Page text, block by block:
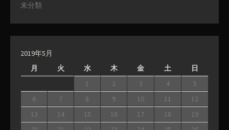
未分類
2019年5月
月
火 水 木 金 土 日
1 2 3 4
5
6
7 8 9 10 11
12
13
14 15 16 17 18
19